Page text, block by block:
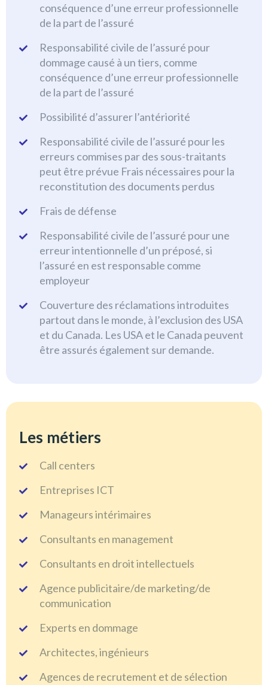
conséquence d’une erreur professionnelle
de la part de l’assuré
Responsabilité civile de l’assuré pour
dommage causé à un tiers, comme
conséquence d’une erreur professionnelle
de la part de l’assuré
Possibilité d’assurer l’antériorité
Responsabilité civile de l’assuré pour les
erreurs commises par des sous-traitants
peut être prévue Frais nécessaires pour la
reconstitution des documents perdus
Frais de défense
Responsabilité civile de l’assuré pour une
erreur intentionnelle d’un préposé, si
l’assuré en est responsable comme
employeur
Couverture des réclamations introduites
partout dans le monde, à l’exclusion des USA
et du Canada. Les USA et le Canada peuvent
être assurés également sur demande.
Les métiers
Call centers
Entreprises ICT
Manageurs intérimaires
Consultants en management
Consultants en droit intellectuels
Agence publicitaire/de marketing/de
communication
Experts en dommage
Architectes, ingénieurs
Agences de recrutement et de sélection